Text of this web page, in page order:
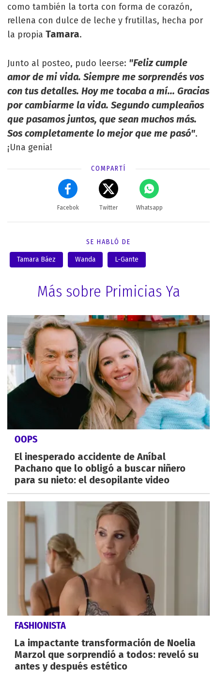
como también la torta con forma de corazón,
rellena con dulce de leche y frutillas, hecha por
la propia Tamara.
Junto al posteo, pudo leerse: "Feliz cumple
amor de mi vida. Siempre me sorprendés vos
con tus detalles. Hoy me tocaba a mí... Gracias
por cambiarme la vida. Segundo cumpleaños
que pasamos juntos, que sean muchos más.
Sos completamente lo mejor que me pasó".
¡Una genia!
COMPARTÍ
Facebok Twitter Whatsapp
SE HABLÓ DE
Tamara Báez Wanda L-Gante
Más sobre Primicias Ya
OOPS
El inesperado accidente de Aníbal
Pachano que lo obligó a buscar niñero
para su nieto: el desopilante video
FASHIONISTA
La impactante transformación de Noelia
Marzol que sorprendió a todos: reveló su
antes y después estético